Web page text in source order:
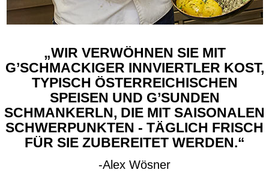
„WIR VERWÖHNEN SIE MIT
G’SCHMACKIGER INNVIERTLER KOST,
TYPISCH ÖSTERREICHISCHEN
SPEISEN UND G’SUNDEN
SCHMANKERLN, DIE MIT SAISONALEN
SCHWERPUNKTEN - TÄGLICH FRISCH
FÜR SIE ZUBEREITET WERDEN.“
-Alex Wösner